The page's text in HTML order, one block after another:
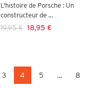
L'histoire de Porsche : Un
constructeur de ...
19,95 € 18,95 €
3 4 5 … 8